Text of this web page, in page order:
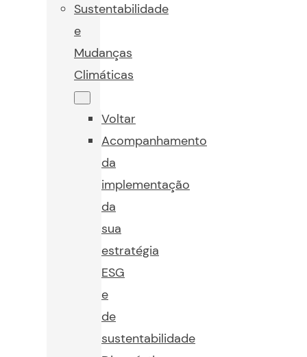
Sustentabilidade
e
Mudanças
Climáticas
Voltar
Acompanhamento
da
implementação
da
sua
estratégia
ESG
e
de
sustentabilidade